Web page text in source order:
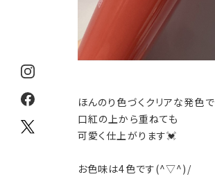
ほんのり色づくクリアな発色で
口紅の上から重ねても
可愛く仕上がります💓
お色味は4色です(^▽^)/